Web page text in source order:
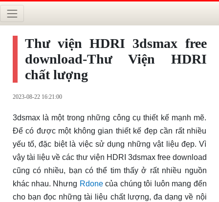
Thư viện HDRI 3dsmax free
download-Thư Viện HDRI
chất lượng
2023-08-22 16:21:00
3dsmax là một trong những công cụ thiết kế mạnh mẽ.
Để có được một không gian thiết kế đẹp cần rất nhiều
yếu tố, đặc biệt là việc sử dụng những vật liệu đẹp. Vì
vậy tài liệu về các thư viện HDRI 3dsmax free download
cũng có nhiều, bạn có thể tim thấy ở rất nhiều nguồn
khác nhau. Nhưng Rdonecủa chúng tôi luôn mang đến
cho bạn đọc những tài liệu chất lượng, đa dạng về nội